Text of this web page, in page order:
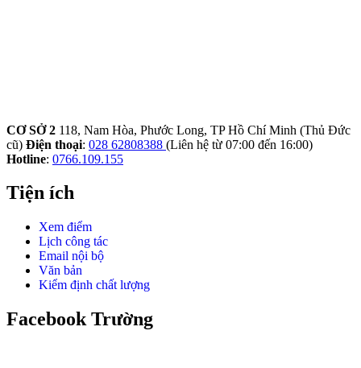
CƠ SỞ 2 118, Nam Hòa, Phước Long, TP Hồ Chí Minh (Thủ Đức
cũ) Điện thoại: 028 62808388 (Liên hệ từ 07:00 đến 16:00)
Hotline: 0766.109.155
Tiện ích
Xem điểm
Lịch công tác
Email nội bộ
Văn bản
Kiểm định chất lượng
Facebook Trường